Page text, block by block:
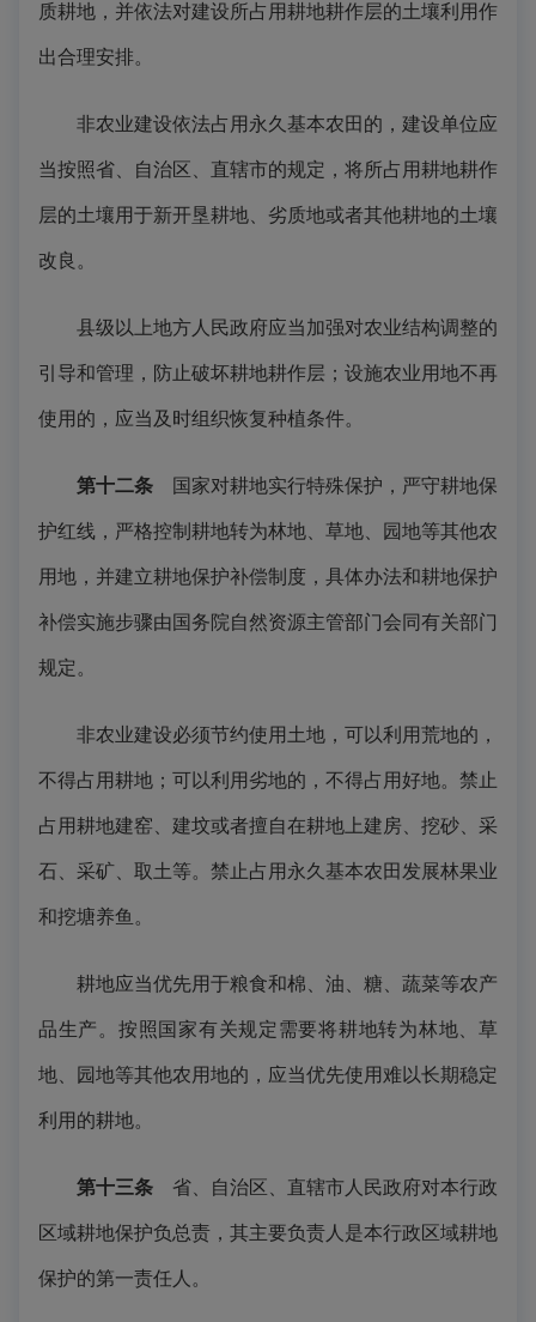
质耕地，并依法对建设所占用耕地耕作层的土壤利用作
出合理安排。
非农业建设依法占用永久基本农田的，建设单位应
当按照省、自治区、直辖市的规定，将所占用耕地耕作
层的土壤用于新开垦耕地、劣质地或者其他耕地的土壤
改良。
县级以上地方人民政府应当加强对农业结构调整的
引导和管理，防止破坏耕地耕作层；设施农业用地不再
使用的，应当及时组织恢复种植条件。
第十二条 国家对耕地实行特殊保护，严守耕地保
护红线，严格控制耕地转为林地、草地、园地等其他农
用地，并建立耕地保护补偿制度，具体办法和耕地保护
补偿实施步骤由国务院自然资源主管部门会同有关部门
规定。
非农业建设必须节约使用土地，可以利用荒地的，
不得占用耕地；可以利用劣地的，不得占用好地。禁止
占用耕地建窑、建坟或者擅自在耕地上建房、挖砂、采
石、采矿、取土等。禁止占用永久基本农田发展林果业
和挖塘养鱼。
耕地应当优先用于粮食和棉、油、糖、蔬菜等农产
品生产。按照国家有关规定需要将耕地转为林地、草
地、园地等其他农用地的，应当优先使用难以长期稳定
利用的耕地。
第十三条 省、自治区、直辖市人民政府对本行政
区域耕地保护负总责，其主要负责人是本行政区域耕地
保护的第一责任人。